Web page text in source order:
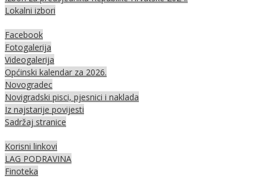
Lokalni izbori
Facebook
Fotogalerija
Videogalerija
Općinski kalendar za 2026.
Novogradec
Novigradski pisci, pjesnici i naklada
Iz najstarije povijesti
Sadržaj stranice
Korisni linkovi
LAG PODRAVINA
Finoteka